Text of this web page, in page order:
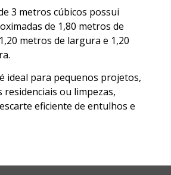
3 metros cúbicos possui
de 1,80 metros de
metros de largura e 1,20
ideal para pequenos projetos,
ou limpezas,
eficiente de entulhos e